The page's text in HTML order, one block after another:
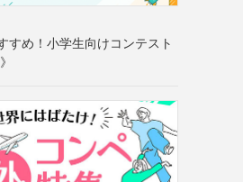
すめ！小学生向けコンテスト